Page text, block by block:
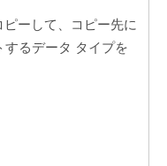
ーして、コピー先に
するデータ タイプを